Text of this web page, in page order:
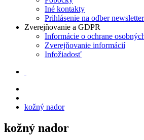
Iné kontakty
Prihlásenie na odber
Zverejňovanie a GDPR
Informácie o ochrane
Zverejňovanie informácií
Infožiadosť
kožný nador
kožný nador